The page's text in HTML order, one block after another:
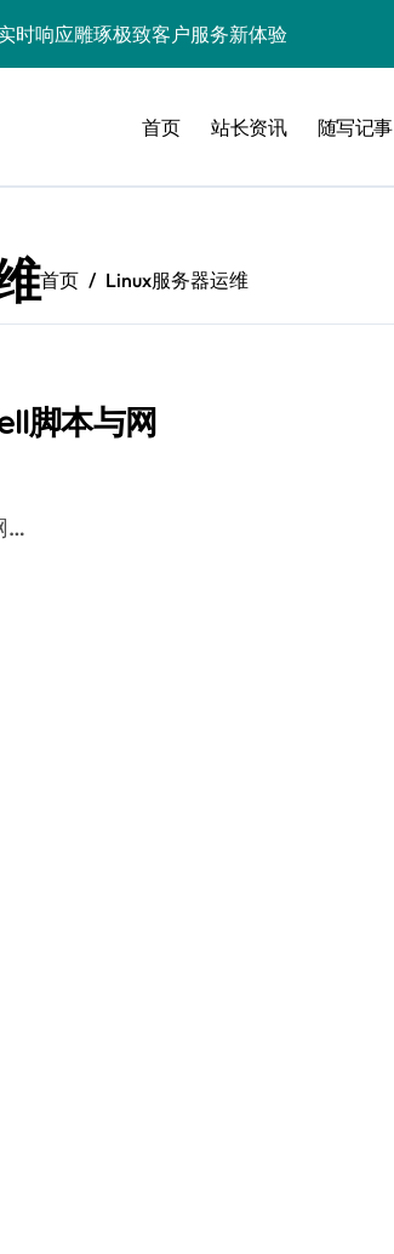
时响应雕琢极致客户服务新体验
时引擎，智驱大数据秒级决策响应
理引擎驱动企业大数据科技新飞跃
处理提效，精准调控信息流
时引擎构建与科技驱动的性能优化术
时处理驱动效能实现飞跃增长
首页 站长资讯 随写记事
首页 Linux服务器运维
脚本与网
…